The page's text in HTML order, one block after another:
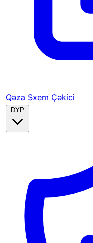
Qəza Sxem Çəkici
DYP